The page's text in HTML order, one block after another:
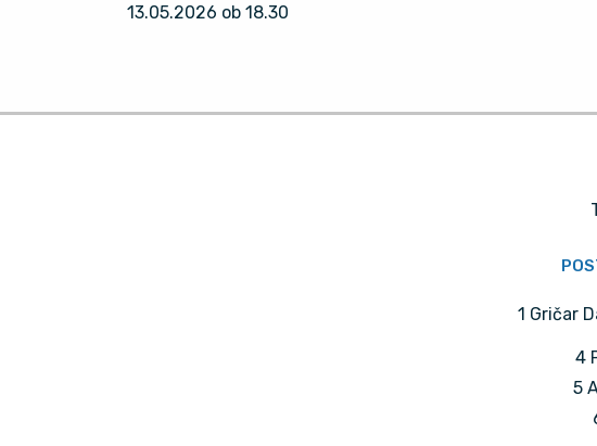
13.05.2026 ob 18.30
1 Gričar
4
5